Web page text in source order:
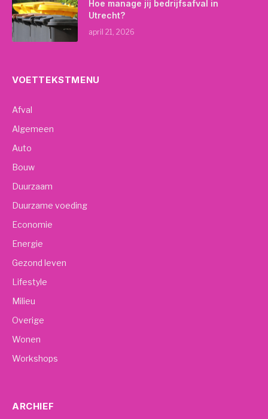
Hoe manage jij bedrijfsafval in
Utrecht?
april 21, 2026
VOETTEKSTMENU
Afval
Algemeen
Auto
Bouw
Duurzaam
Duurzame voeding
Economie
Energie
Gezond leven
Lifestyle
Milieu
Overige
Wonen
Workshops
ARCHIEF